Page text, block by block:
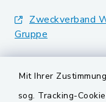
Mit Ihrer
sog. Tracking-
Zweckverband
Gruppe
Landkreis